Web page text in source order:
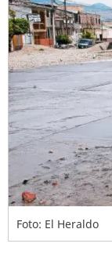
Foto: El Heraldo